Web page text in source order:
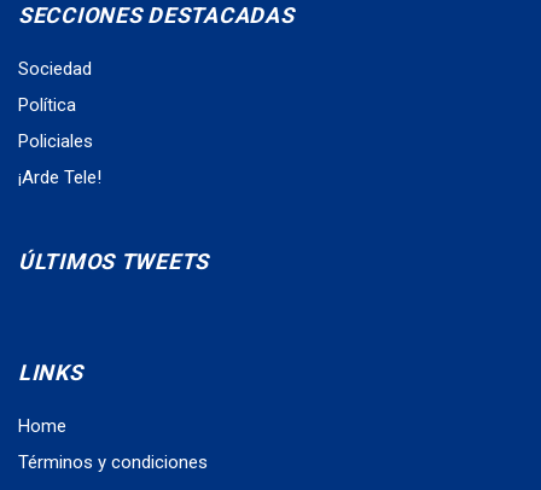
SECCIONES DESTACADAS
Sociedad
Política
Policiales
¡Arde Tele!
ÚLTIMOS TWEETS
LINKS
Home
Términos y condiciones